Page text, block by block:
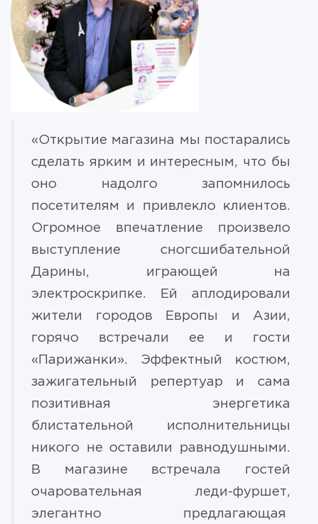
«Открытие магазина мы постарались
сделать ярким и интересным, что бы
оно надолго запомнилось
посетителям и привлекло клиентов.
Огромное впечатление произвело
выступление сногсшибательной
Дарины, играющей на
электроскрипке. Ей аплодировали
жители городов Европы и Азии,
горячо встречали ее и гости
«Парижанки». Эффектный костюм,
зажигательный репертуар и сама
позитивная энергетика
блистательной исполнительницы
никого не оставили равнодушными.
В магазине встречала гостей
очаровательная леди-фуршет,
элегантно предлагающая